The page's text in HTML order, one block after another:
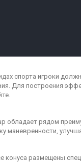
спорта игроки
Для построения
обладает рядом
маневренности,
конуса размещены